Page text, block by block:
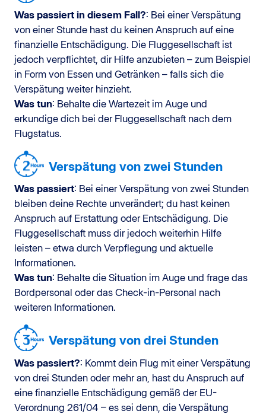
Was passiert in diesem Fall?: Bei einer Verspätung
von einer Stunde hast du keinen Anspruch auf eine
finanzielle Entschädigung. Die Fluggesellschaft ist
jedoch verpflichtet, dir Hilfe anzubieten – zum Beispiel
in Form von Essen und Getränken – falls sich die
Verspätung weiter hinzieht.
Was tun: Behalte die Wartezeit im Auge und
erkundige dich bei der Fluggesellschaft nach dem
Flugstatus.
Verspätung von zwei Stunden
Was passiert: Bei einer Verspätung von zwei Stunden
bleiben deine Rechte unverändert; du hast keinen
Anspruch auf Erstattung oder Entschädigung. Die
Fluggesellschaft muss dir jedoch weiterhin Hilfe
leisten – etwa durch Verpflegung und aktuelle
Informationen.
Was tun: Behalte die Situation im Auge und frage das
Bordpersonal oder das Check-in-Personal nach
weiteren Informationen.
Verspätung von drei Stunden
Was passiert?: Kommt dein Flug mit einer Verspätung
von drei Stunden oder mehr an, hast du Anspruch auf
eine finanzielle Entschädigung gemäß der EU-
Verordnung 261/04 – es sei denn, die Verspätung